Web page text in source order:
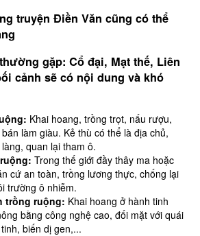
truyện Điền Văn cũng có thể
gặp: Cổ đại, Mạt thế, Liên
cảnh sẽ có nội dung và khó
Khai hoang, trồng trọt, nấu rượu,
làm giàu. Kẻ thù có thể là địa chủ,
quan lại tham ô.
Trong thế giới đầy thây ma hoặc
cứ an toàn, trồng lương thực, chống lại
trường ô nhiễm.
trồng ruộng: Khai hoang ở hành tinh
bằng công nghệ cao, đối mặt với quái
biến dị gen,...